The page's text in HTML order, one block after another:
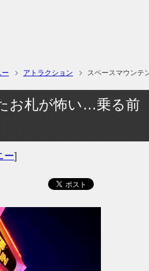
ー アトラクション スペースマウンテ
お札が怖い…乗る前
ー]